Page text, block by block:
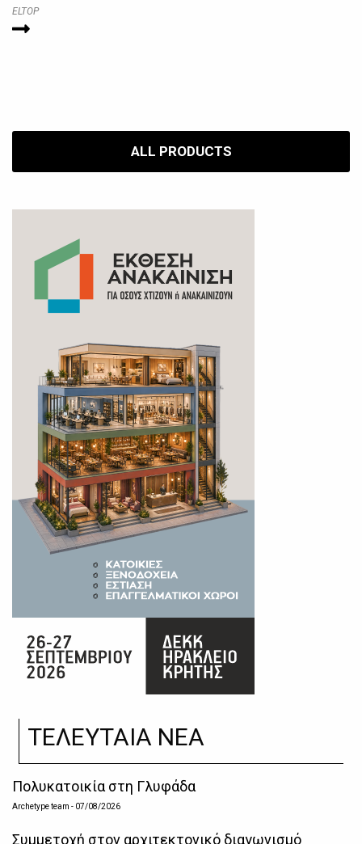
ELTOP
ALL PRODUCTS
ΤΕΛΕΥΤΑΙΑ ΝΕΑ
Πολυκατοικία στη Γλυφάδα
Archetype team - 07/08/2026
Συμμετοχή στον αρχιτεκτονικό διαγωνισμό